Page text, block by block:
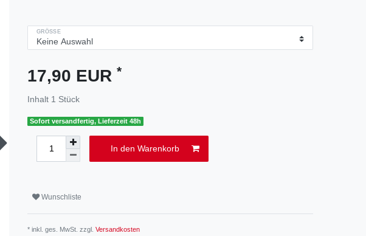
GRÖSSE
17,90 EUR *
Inhalt 1 Stück
Sofort versandfertig, Lieferzeit 48h
In den Warenkorb
Wunschliste
* inkl. ges. MwSt. zzgl. Versandkosten